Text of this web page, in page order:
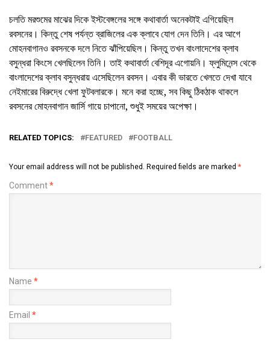
চলতি মরশুমের মাঝের দিকে ইস্টবেঙ্গলের সঙ্গে কথাবার্তা অনেকটাই এগিয়েছিল
রবসনের। কিন্তু শেষ পর্যন্ত ব্রাজিলের এক ক্লাবে যোগ দেন তিনি। এর আগে
মোহনবাগানও রবসনকে দলে নিতে ঝাঁপিয়েছিল। কিন্তু তখন বাংলাদেশের ক্লাব
বসুন্ধরা কিংসে খেলছিলেন তিনি। তাই কথাবার্তা বেশিদূর এগোয়নি। ফ্লুমিনেন্স থেকে
বাংলাদেশের ক্লাব বসুন্ধরায় এসেছিলেন রবসন। এবার কী ভারতে খেলতে দেখা যাবে
নেইমারের বিরুদ্ধে খেলা ফুটবলারকে। মনে করা হচ্ছে, সব কিছু ঠিকঠাক থাকলে
রবসনের মোহনবাগান জার্সি গায়ে চাপানো, শুধুই সময়ের অপেক্ষা।
RELATED TOPICS: FEATURED FOOTBALL
Your email address will not be published. Required fields are marked *
Comment*
Name *
Email *